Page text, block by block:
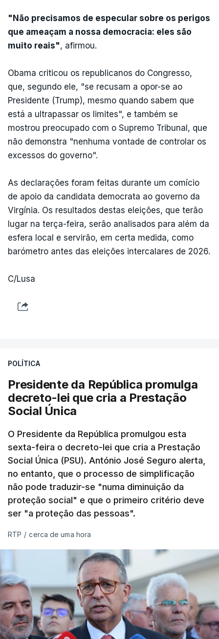
"Não precisamos de especular sobre os perigos
que ameaçam a nossa democracia: eles são
muito reais", afirmou.
Obama criticou os republicanos do Congresso,
que, segundo ele, "se recusam a opor-se ao
Presidente (Trump), mesmo quando sabem que
está a ultrapassar os limites", e também se
mostrou preocupado com o Supremo Tribunal, que
não demonstra "nenhuma vontade de controlar os
excessos do governo".
As declarações foram feitas durante um comício
de apoio da candidata democrata ao governo da
Virgínia. Os resultados destas eleições, que terão
lugar na terça-feira, serão analisados para além da
esfera local e servirão, em certa medida, como
barómetro antes das eleições intercalares de 2026.
C/Lusa
POLÍTICA
Presidente da República promulga
decreto-lei que cria a Prestação
Social Única
O Presidente da República promulgou esta
sexta-feira o decreto-lei que cria a Prestação
Social Única (PSU). António José Seguro alerta,
no entanto, que o processo de simplificação
não pode traduzir-se "numa diminuição da
proteção social" e que o primeiro critério deve
ser "a proteção das pessoas".
RTP / cerca de uma hora